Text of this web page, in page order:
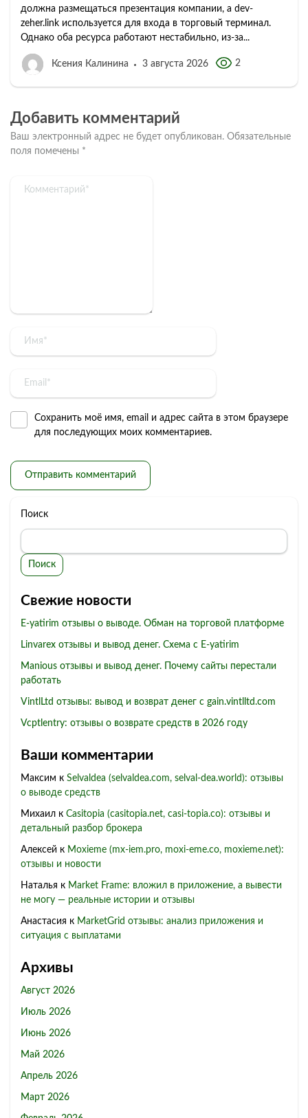
должна размещаться презентация компании, а dev-
zeher.link используется для входа в торговый терминал.
Однако оба ресурса работают нестабильно, из-за...
Ксения Калинина 3 августа 2026 2
Добавить комментарий
Ваш электронный адрес не будет опубликован. Обязательные
поля помечены *
Сохранить моё имя, email и адрес сайта в этом браузере
для последующих моих комментариев.
Поиск
Поиск
Свежие новости
E-yatirim отзывы о выводе. Обман на торговой платформе
Linvarex отзывы и вывод денег. Схема с E-yatirim
Manious отзывы и вывод денег. Почему сайты перестали
работать
VintlLtd отзывы: вывод и возврат денег с gain.vintlltd.com
Vcptlentry: отзывы о возврате средств в 2026 году
Ваши комментарии
Максим к Selvaldea (selvaldea.com, selval-dea.world): отзывы
о выводе средств
Михаил к Casitopia (casitopia.net, casi-topia.co): отзывы и
детальный разбор брокера
Алексей к Moxieme (mx-iem.pro, moxi-eme.co, moxieme.net):
отзывы и новости
Наталья к Market Frame: вложил в приложение, а вывести
не могу — реальные истории и отзывы
Анастасия к MarketGrid отзывы: анализ приложения и
ситуация с выплатами
Архивы
Август 2026
Июль 2026
Июнь 2026
Май 2026
Апрель 2026
Март 2026